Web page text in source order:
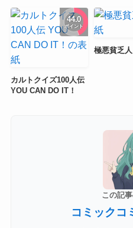
44.0
ポイント
カルトクイズ100人伝
YOU CAN DO IT！
極悪貧乏人
この記
コミックコ